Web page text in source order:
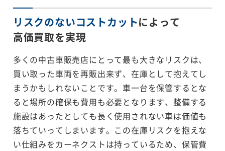
リスクのないコストカットによって
高価買取を実現
多くの中古車販売店にとって最も大きなリスクは、
買い取った車両を再販出来ず、在庫として抱えてし
まうかもしれないことです。車一台を保管するとな
ると場所の確保も費用も必要となります、整備する
施設はあったとしても長く使用されない車は価値も
落ちていってしまいます。この在庫リスクを抱えな
い仕組みをカーネクストは持っているため、保管費